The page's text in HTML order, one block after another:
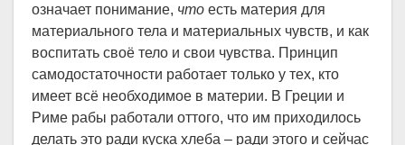
означает понимание, что есть материя для
материального тела и материальных чувств, и как
воспитать своё тело и свои чувства. Принцип
самодостаточности работает только у тех, кто
имеет всё необходимое в материи. В Греции и
Риме рабы работали оттого, что им приходилось
делать это ради куска хлеба – ради этого и сейчас